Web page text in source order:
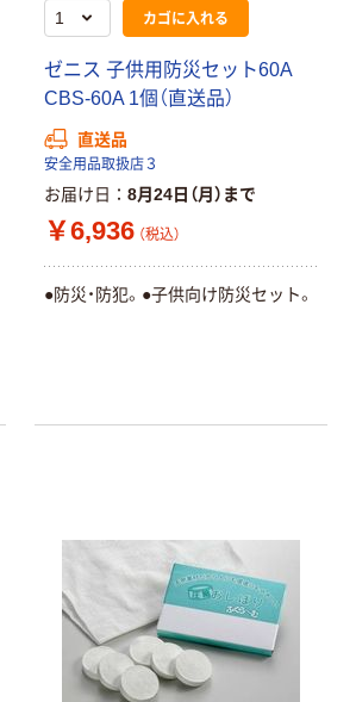
カゴに入れる
ゼニス 子供用防災セット60A
CBS-60A 1個（直送品）
直送品
安全用品取扱店３
お届け日 8月24日（月）まで
￥6,936 （税込）
●防災・防犯。●子供向け防災セット。